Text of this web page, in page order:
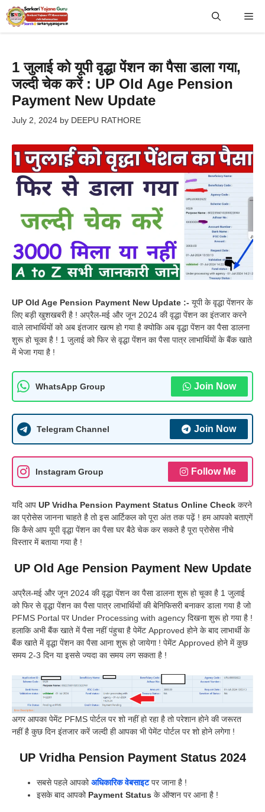
Skip
to
1 जुलाई को यूपी वृद्धा पेंशन का पैसा डाला गया,
जल्दी चेक करें : UP Old Age Pension
Payment New Update
July 2, 2024 by DEEPU RATHORE
UP Old Age Pension Payment New Update :- यूपी के वृद्धा पेंशनर के
लिए बड़ी खुशखबरी है ! अप्रैल-मई और जून 2024 की वृद्धा पेंशन का इंतजार करने
वाले लाभार्थियों को अब इंतजार खत्म हो गया है क्योकि अब वृद्धा पेंशन का पैसा डालना
शुरू हो चूका है ! 1 जुलाई को फिर से वृद्धा पेंशन का पैसा पात्र लाभार्थियों के बैंक खाते
में भेजा गया है !
WhatsApp Group Join Now
Telegram Channel Join Now
Instagram Group Follow Me
यदि आप UP Vridha Pension Payment Status Online Check करने
का प्रोसेस जानना चाहते है तो इस आर्टिकल को पूरा अंत तक पढ़ें ! हम आपको बताएगें
कि कैसे आप यूपी वृद्धा पेंशन का पैसा घर बैठे चेक कर सकते है पूरा प्रोसेस नीचे
विस्तार में बताया गया है !
UP Old Age Pension Payment New Update
अप्रैल-मई और जून 2024 की वृद्धा पेंशन का पैसा डालना शुरू हो चूका है 1 जुलाई
को फिर से वृद्धा पेंशन का पैसा पात्र लाभार्थियों की बेनिफिसरी बनाकर डाला गया है जो
PFMS Portal पर Under Processing with agency दिखना शुरू हो गया है !
हलाकि अभी बैंक खाते में पैसा नहीं पंहुचा है पेमेंट Approved होने के बाद लाभार्थी के
बैंक खाते में वृद्धा पेंशन का पैसा आना शुरू हो जायेगा ! पेमेंट Approved होने में कुछ
समय 2-3 दिन या इससे ज्यदा का समय लग सकता है !
अगर आपका पेमेंट PFMS पोर्टल पर शो नहीं हो रहा है तो परेशान होने की जरूरत
नहीं है कुछ दिन इंतजार करें जल्दी ही आपका भी पेमेंट पोर्टल पर शो होने लगेगा !
UP Vridha Pension Payment Status 2024
सबसे पहले आपकोअधिकारिक वेबसाइटपर जाना है !
इसके बाद आपको Payment Status के ऑप्शन पर आना है !